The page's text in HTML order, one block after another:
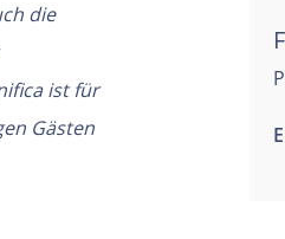
die
ist für
Gästen